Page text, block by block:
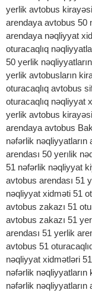
yerlik avtobus
arendaya avtobus 50
arendaya nəqliyyat
oturacaqlıq
50 yerlik
yerlik avtobusların
oturacaqlıq avtobus
oturacaqlıq nəqliyyat
yerlik avtobus
arendaya avtobus
nəfərlik nəqliyyatların
arendası 50 yerılik
51 nəfərlik nəqliyyat
avtobus arendası 51
nəqliyyat xidməti 51
avtobus zakazı 51
avtobus zakazı 51
arendası 51 yerlik
avtobus 51
nəqliyyat xidmətləri
nəfərlik
nəfərlik nəqliyyatların